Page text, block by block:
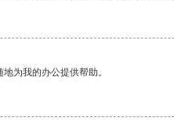
为我的办公提供帮助。